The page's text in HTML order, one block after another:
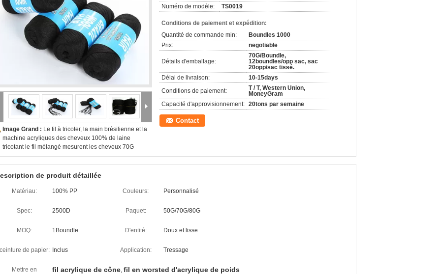
Image Grand : Le fil à tricoter, la main brésilienne et la
machine acryliques des cheveux 100% de laine
tricotant le fil mélangé mesurent les cheveux 70G
Numéro de modèle:
TS0019
Conditions de paiement et expédition:
Quantité de commande min:
Boundles 1000
Prix:
negotiable
Détails d'emballage:
70G/Boundle,
12boundles/opp sac, sac
20opp/sac tissé.
Délai de livraison:
10-15days
Conditions de paiement:
T / T, Western Union,
MoneyGram
Capacité d'approvisionnement: 20tons par semaine
Contact
de produit détaillée
Matériau: 100% PP Couleurs: Personnalisé
Spec: 2500D Paquet: 50G/70G/80G
MOQ: 1Boundle D'entité: Doux et lisse
de papier: Inclus Application: Tressage
Mettre en
fil acrylique de cône, fil en worsted d'acrylique de poids